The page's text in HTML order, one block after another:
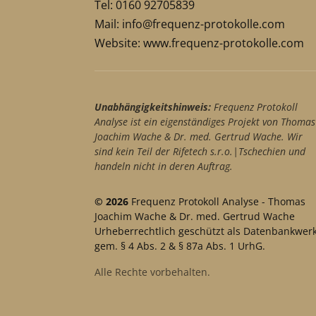
Tel: 0160 92705839
Mail: info@frequenz-protokolle.com
Website:www.frequenz-protokolle.com
Unabhängigkeitshinweis: Frequenz Protokoll
Analyse ist ein eigenständiges Projekt von Thomas
Joachim Wache & Dr. med. Gertrud Wache. Wir
sind kein Teil der Rifetech s.r.o.|Tschechien und
handeln nicht in deren Auftrag.
© 2026 Frequenz Protokoll Analyse - Thomas
Joachim Wache & Dr. med. Gertrud Wache
Urheberrechtlich geschützt als
gem. § 4 Abs. 2 & § 87a Abs. 1 UrhG.
Alle Rechte vorbehalten.